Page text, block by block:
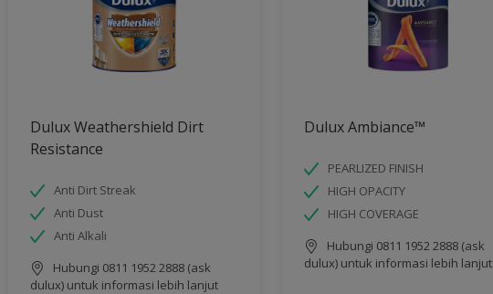
Dulux Weathershield Dirt
Resistance
Anti Dirt Streak
Anti Dust
Anti Alkali
Hubungi 0811 1952 2888 (ask
dulux) untuk informasi lebih lanjut
Dulux Ambiance™
PEARLIZED FINISH
HIGH OPACITY
HIGH COVERAGE
Hubungi 0811 1952 2888 (ask
dulux) untuk informasi lebih lanjut